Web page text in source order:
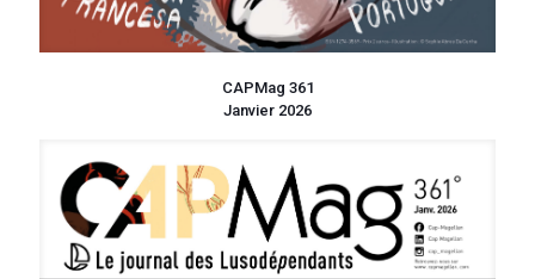
CAPMag 361
Janvier 2026